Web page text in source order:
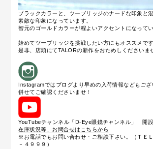
ブラックカラーと、ツーブリッジのナードな印象と
素敵な印象になっています。
智元のゴールドカラーが程よいアクセントになってい
始めてツーブリッジを挑戦したい方にもオススメです
是非、店頭にてTALORの新作をおためしくださいま
Instagramではブログより早めの入荷情報などもござ
併せてご確認くださいませ！
YouTubeチャンネル「D-Eye眼鏡チャンネル」 開
在庫状況等、お問合せはこちらから
※お電話でもお問い合わせ・ご相談下さい。（ＴＥ
－４９９９）